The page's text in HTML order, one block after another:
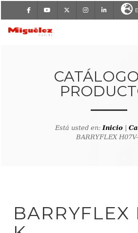
FacebookYoutube InstagramLinkedIn
MIGUÉLEZ CABLES
Está usted en:Inicio|
BARRYFLEX
al buscador
BARRYFLEX